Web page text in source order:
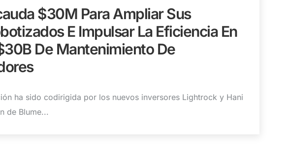
$30M Para Ampliar Sus
E Impulsar La Eficiencia En
De Mantenimiento De
ha sido codirigida por los nuevos inversores Lightrock y Hani
de Blume...